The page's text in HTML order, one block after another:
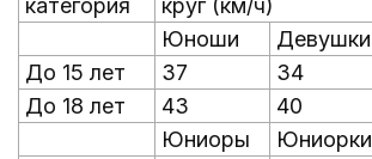
категория
круг (км/ч)
Юноши
Девушки
До 15 лет
37 34
До 18 лет
43 40
Юниоры
Юниорки